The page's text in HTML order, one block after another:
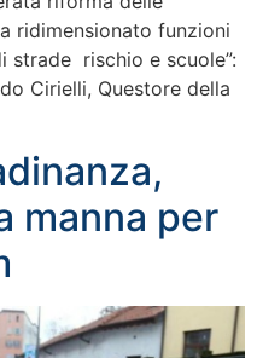
ridimensionato funzioni
strade rischio e scuole”:
Cirielli, Questore della
manna per